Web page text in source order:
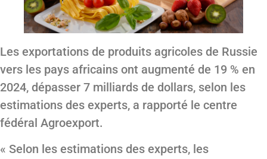
Les exportations de produits agricoles de Russie
vers les pays africains ont augmenté de 19 % en
2024, dépasser 7 milliards de dollars, selon les
estimations des experts, a rapporté le centre
fédéral Agroexport.
« Selon les estimations des experts, les